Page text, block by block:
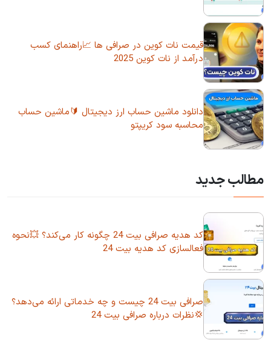
قیمت نات کوین در صرافی ها 📈راهنمای کسب
درآمد از نات کوین 2025
دانلود ماشین حساب ارز دیجیتال 🔰ماشین حساب
محاسبه سود کریپتو
مطالب جدید
کد هدیه صرافی بیت 24 چگونه کار می‌کند؟ 💥نحوه
فعالسازی کد هدیه بیت 24
صرافی بیت 24 چیست و چه خدماتی ارائه می‌دهد؟
💢نظرات درباره صرافی بیت 24